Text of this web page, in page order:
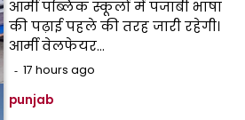
आर्मी पब्लिक स्कूलों में पंजाबी भाषा
की पढ़ाई पहले की तरह जारी रहेगी।
आर्मी वेलफेयर…
17 hours ago
punjab